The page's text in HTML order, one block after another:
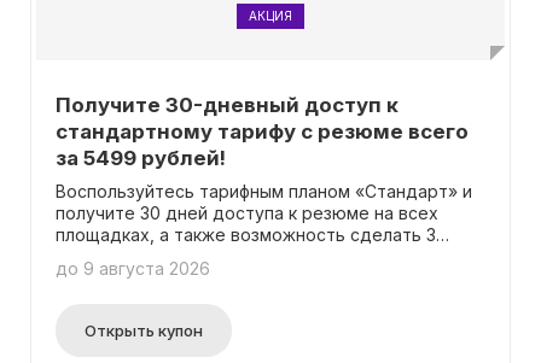
АКЦИЯ
Получите 30-дневный доступ к
стандартному тарифу с резюме всего
за 5499 рублей!
Воспользуйтесь тарифным планом «Стандарт» и
получите 30 дней доступа к резюме на всех
площадках, а также возможность сделать 3
всего за 5499 рублей! Промокод не требуется
до 9 августа 2026
Открыть купон